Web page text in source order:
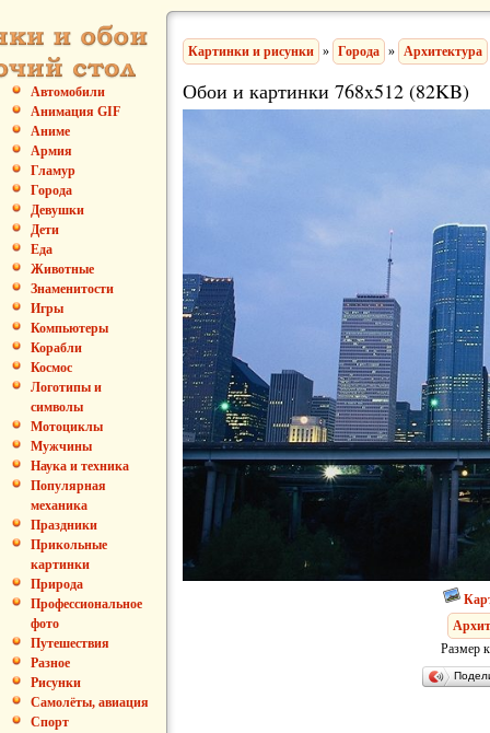
Автомобили
Анимация GIF
Аниме
Армия
Гламур
Города
Девушки
Дети
Еда
Животные
Знаменитости
Игры
Компьютеры
Корабли
Космос
Логотипы и
символы
Мотоциклы
Мужчины
Наука и техника
Популярная
механика
Праздники
Прикольные
картинки
Природа
Профессиональное
фото
Путешествия
Разное
Рисунки
Самолёты, авиация
Спорт
Картинки и рисунки » Города » Архитектура
Обои и картинки 768x512 (82KB)
Размер